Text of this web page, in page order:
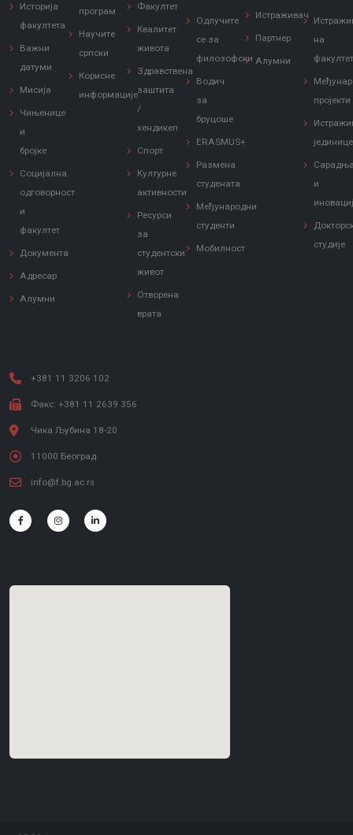
Историја
факултета
Важни
датуми
Мисија
Чињенице
и
бројке
Социјална
одговорност
и
факултет
Документа
Адресар
Алумни
програм
Научите
српски
Корисне
информације
Факултет
Квалитет
живота
Здравствена
заштита
/
хендикеп
Спорт
Културне
активности
Ресурси
за
студентски
живот
Отворена
врата
Одлучите
се за
филозофски
Водич
за
бруцоше
ERASMUS+
Размена
студената
Међународни
студенти
Мобилност
Истраживач
Партнер
Алумни
на
пројекти
јединице
и
студије
+381 11 3206 102
Факс: +381 11 2639 356
Чика Љубина 18-20
11000 Београд
info@f.bg.ac.rs